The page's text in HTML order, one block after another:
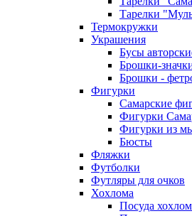
Тарелки
Термокружки
Украшения
Бусы
Брошки-
Брошки -
Фигурки
Самарские
Фигурки
Фигурки из
Бюсты
Фляжки
Футболки
Футляры для очков
Хохлома
Посуда